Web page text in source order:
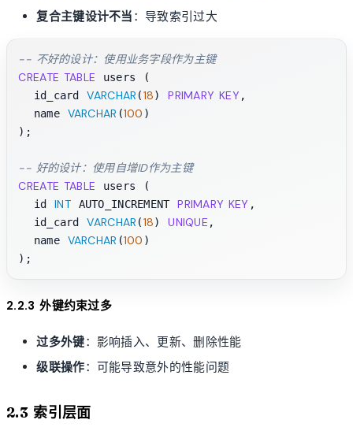
复合主键设计不当 ：导致索引过大
-- 不好的设计：使用业务字段作为主键
CREATE TABLE users (
  id_card
VARCHAR (18) PRIMARY KEY ,
  name
VARCHAR (100 )
);
-- 好的设计：使用自增ID作为主键
CREATE TABLE users (
  id
INT AUTO_INCREMENT PRIMARY KEY ,
  id_card
VARCHAR (18) UNIQUE ,
  name
VARCHAR (100 )
2.2.3 外键约束过多
过多外键：影响插入、更新、删除性能
级联操作：可能导致意外的性能问题
2.3 索引层面